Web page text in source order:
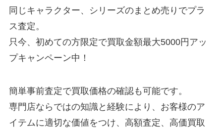
同じキャラクター、シリーズのまとめ売りでプラ
ス査定。
只今、初めての方限定で買取金額最大5000円アッ
プキャンペーン中！
簡単事前査定で買取価格の確認も可能です。
専門店ならではの知識と経験により、お客様のア
イテムに適切な価値をつけ、高額査定、高価買取